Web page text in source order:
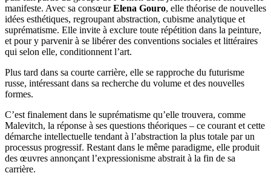
manifeste. Avec sa consœurElena Gouro, elle théorise de nouvelles
idées esthétiques, regroupant abstraction, cubisme analytique et
suprématisme. Elle invite à exclure toute répétition dans la peinture,
et pour y parvenir à se libérer des conventions sociales et littéraires
qui selon elle, conditionnent l’art.
Plus tard dans sa courte carrière, elle se rapproche du futurisme
russe, intéressant dans sa recherche du volume et des nouvelles
formes.
C’est finalement dans le suprématisme qu’elle trouvera, comme
Malevitch, la réponse à ses questions théoriques – ce courant et cette
démarche intellectuelle tendant à l’abstraction la plus totale par un
processus progressif. Restant dans le même paradigme, elle produit
des œuvres annonçant l’expressionisme abstrait à la fin de sa
carrière.